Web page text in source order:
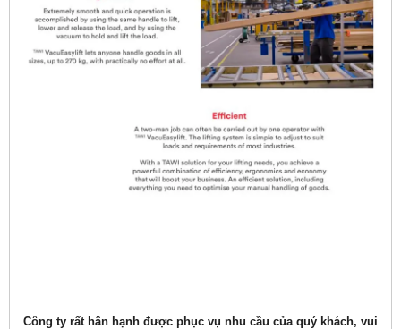
Công ty rất hân hạnh được phục vụ nhu cầu của quý khách, vui